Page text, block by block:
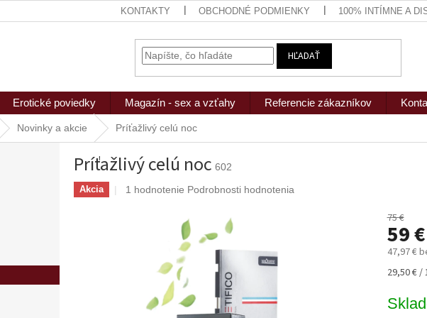
KONTAKTY OBCHODNÉ PODMIENKY 100% INTÍMNE A
HĽADAŤ
Erotické poviedky Magazín - sex a vzťahy Referencie zákazníkov
Novinky a akcie Príťažlivý celú noc
Príťažlivý celú noc 602
Akcia
Priemerné
hviezdičiek.
1 hodnotenie Podrobnosti hodnotenia
75 €
59 €
47,97 €
29,50 € /